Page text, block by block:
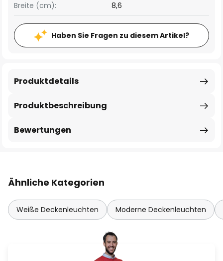
Breite (cm): 8,6
Haben Sie Fragen zu diesem Artikel?
Produktbeschreibung
Produktdetails
Bewertungen
Ähnliche Kategorien
Weiße Deckenleuchten Moderne Deckenleuchten